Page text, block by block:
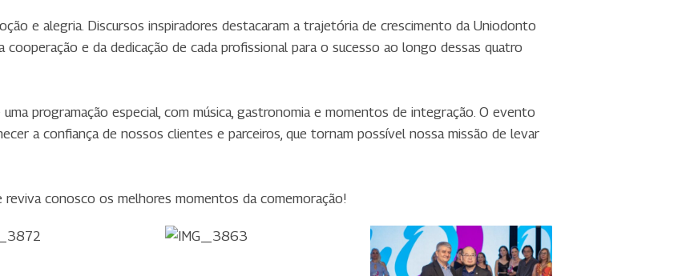
e alegria. Discursos inspiradores destacaram a trajetória de crescimento da Uniodonto
cooperação e da dedicação de cada profissional para o sucesso ao longo dessas quatro
programação especial, com música, gastronomia e momentos de integração. O evento
a confiança de nossos clientes e parceiros, que tornam possível nossa missão de levar
conosco os melhores momentos da comemoração!
IMG_3863 IMG_3857